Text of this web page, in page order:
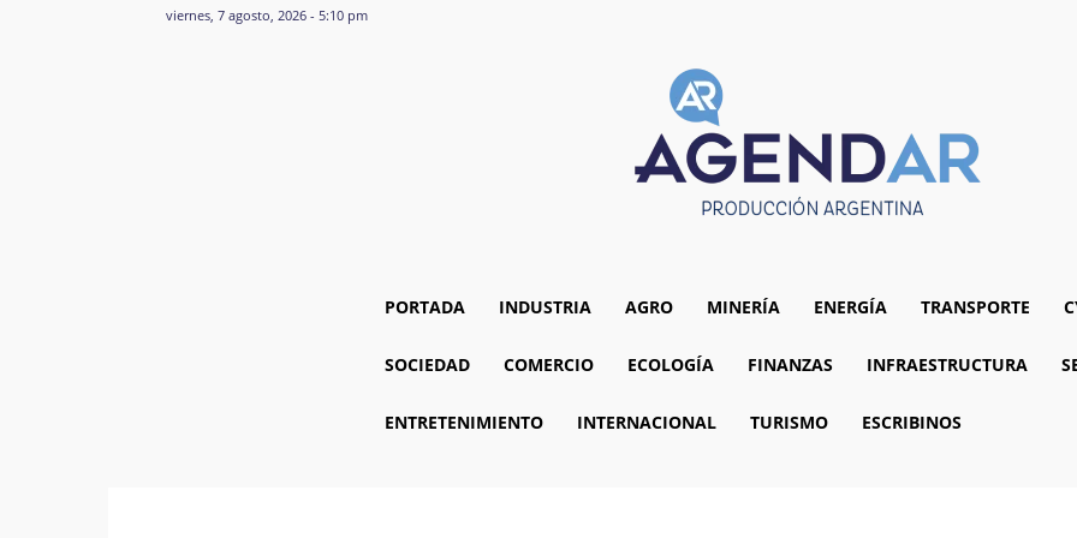
viernes, 7 agosto, 2026 - 5:10 pm
PORTADA INDUSTRIA AGRO MINERÍA ENERGÍA TRANSPORTE
SOCIEDAD COMERCIO ECOLOGÍA FINANZAS INFRAESTRUCTURA
ENTRETENIMIENTO INTERNACIONAL TURISMO ESCRIBINOS